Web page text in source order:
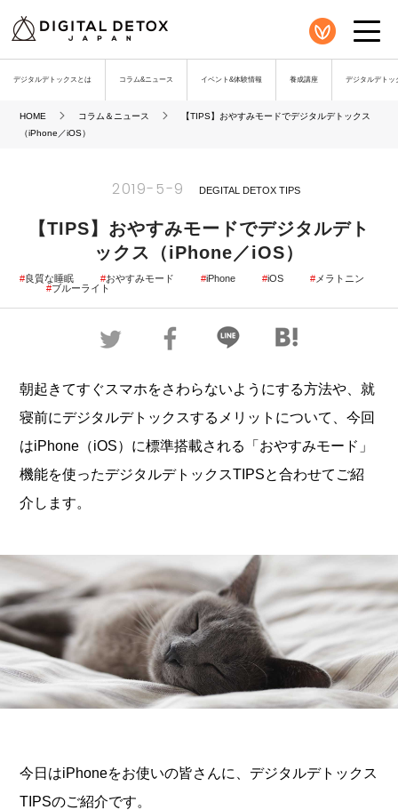
デジタルデトックスとは コラム&ニュース イベント&体験情報 養成講座 デジタルデトッ
HOME コラム＆ニュース
【TIPS】おやすみモードでデジタルデトックス
（iPhone／iOS）
2019-5-9 DEGITAL DETOX TIPS
【TIPS】おやすみモードでデジタルデト
ックス（iPhone／iOS）
良質な睡眠 おやすみモード iPhone iOS
メラトニン
ブルーライト
朝起きてすぐスマホをさわらないようにする方法や、就
寝前にデジタルデトックスするメリットについて、今回
はiPhone（iOS）に標準搭載される「おやすみモード」
機能を使ったデジタルデトックスTIPSと合わせてご紹
介します。
今日はiPhoneをお使いの皆さんに、デジタルデトックス
TIPSのご紹介です。